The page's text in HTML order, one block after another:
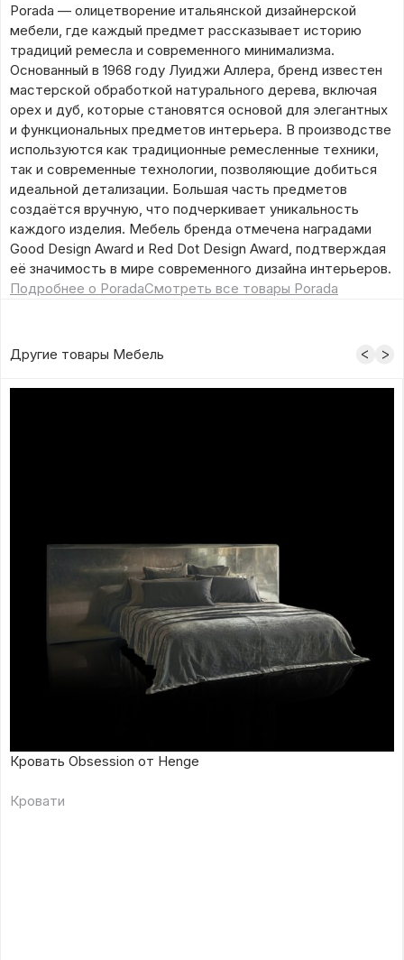
Porada — олицетворение итальянской дизайнерской
мебели, где каждый предмет рассказывает историю
традиций ремесла и современного минимализма.
Основанный в 1968 году Луиджи Аллера, бренд известен
мастерской обработкой натурального дерева, включая
орех и дуб, которые становятся основой для элегантных
и функциональных предметов интерьера. В производстве
используются как традиционные ремесленные техники,
так и современные технологии, позволяющие добиться
идеальной детализации. Большая часть предметов
создаётся вручную, что подчеркивает уникальность
каждого изделия. Мебель бренда отмечена наградами
Good Design Award и Red Dot Design Award, подтверждая
её значимость в мире современного дизайна интерьеров.
Подробнее о PoradaСмотреть все товары Porada
Другие товары Мебель
Кровать Obsession от Henge
Кровати